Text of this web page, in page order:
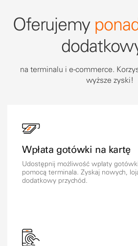
Oferujemy
na terminalu i e-commerce.
wyższe zyski!
Wpłata gotówki na kartę
Udostępnij możliwość wpłaty
pomocą terminala. Zyskaj nowych,
dodatkowy przychód.